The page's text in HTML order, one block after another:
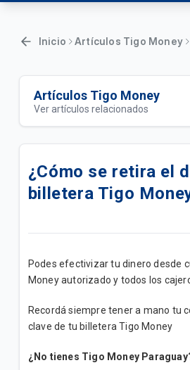
Inicio Artículos Tigo Money
Artículos Tigo Money
Ver artículos relacionados
Descuento del 20% pagando
Terminos y Condiciones
¿Qué es EMPE?
¿Cuáles son los limites de
billetera?
¿Cómo se retira el
billetera Tigo
Podes efectivizar tu dinero desde
Money autorizado y todos los
Recordá siempre tener a mano tu
clave de tu billetera Tigo Money
¿No tienes Tigo Money